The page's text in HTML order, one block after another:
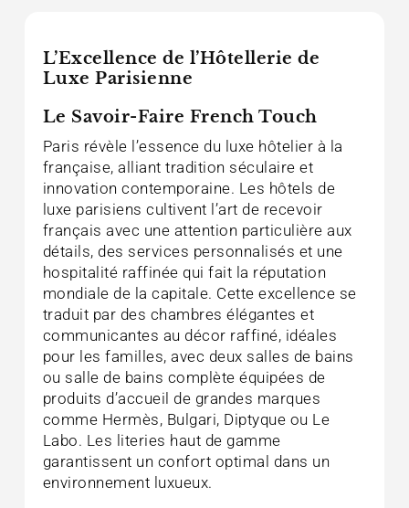
Wifi (Gratuit)
L’Excellence de l’Hôtellerie de
Luxe Parisienne
Le Savoir-Faire French Touch
Paris révèle l’essence du luxe hôtelier à la
française, alliant tradition séculaire et
innovation contemporaine. Les hôtels de
luxe parisiens cultivent l’art de recevoir
français avec une attention particulière aux
détails, des services personnalisés et une
hospitalité raffinée qui fait la réputation
mondiale de la capitale. Cette excellence se
traduit par des chambres élégantes et
communicantes au décor raffiné, idéales
pour les familles, avec deux salles de bains
ou salle de bains complète équipées de
produits d’accueil de grandes marques
comme Hermès, Bulgari, Diptyque ou Le
Labo. Les literies haut de gamme
garantissent un confort optimal dans un
environnement luxueux.